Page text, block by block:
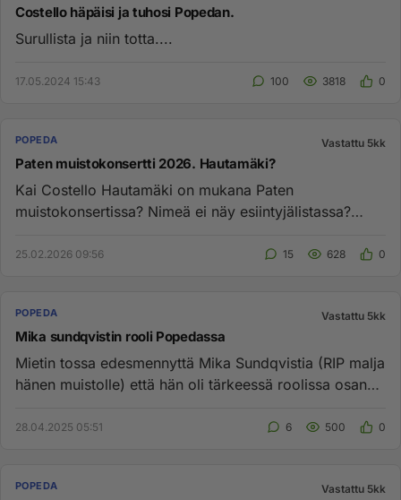
Costello häpäisi ja tuhosi Popedan.
Surullista ja niin totta....
17.05.2024 15:43 100 3818 0
POPEDA Vastattu 5kk
Paten muistokonsertti 2026. Hautamäki?
Kai Costello Hautamäki on mukana Paten
muistokonsertissa? Nimeä ei näy esiintyjälistassa?
25.02.2026 09:56 15 628 0
POPEDA Vastattu 5kk
Mika sundqvistin rooli Popedassa
Mietin tossa edesmennyttä Mika Sundqvistia (RIP malja
hänen muistolle) että hän oli tärkeessä roolissa osana
28.04.2025 05:51 6 500 0
POPEDA Vastattu 5kk